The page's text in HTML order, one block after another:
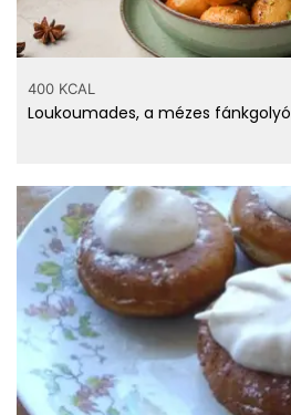
400 KCAL
Loukoumades, a mézes fánkgolyó